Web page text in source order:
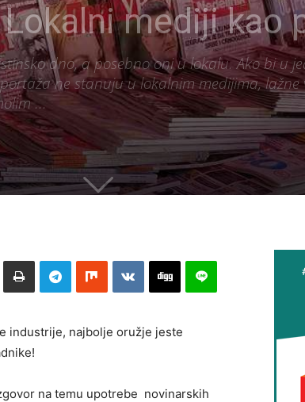
Lokalni mediji
dno, a posebno oni u lokalu. Ako bi u
ne stanuju u lokalnim medijima,
...
industrije, najbolje oružje jeste
na temu upotrebe novinarskih